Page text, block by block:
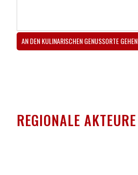
AN DEN KULINARISCHEN GENUSSORTE GEHEN
REGIONALE AKTEURE